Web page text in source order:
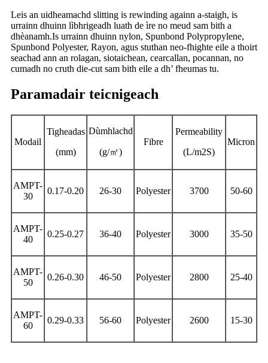
Leis an uidheamachd slitting is rewinding againn a-staigh, is
urrainn dhuinn lìbhrigeadh luath de ìre no meud sam bith a
dhèanamh.Is urrainn dhuinn nylon, Spunbond Polypropylene,
Spunbond Polyester, Rayon, agus stuthan neo-fhighte eile a thoirt
seachad ann an rolagan, siotaichean, cearcallan, pocannan, no
cumadh no cruth die-cut sam bith eile a dh’ fheumas tu.
Paramadair teicnigeach
Modail
Tigheadas
(mm)
Dùmhlachd
(g/㎡)
Fibre
Permeability
(L/m2S)
Micron
AMPT-
30
0.17-0.20 26-30 Polyester 3700 50-60
AMPT-
40
0.25-0.27 36-40 Polyester 3000 35-50
AMPT-
50
0.26-0.30 46-50 Polyester 2800 25-40
AMPT-
60
0.29-0.33 56-60 Polyester 2600 15-30